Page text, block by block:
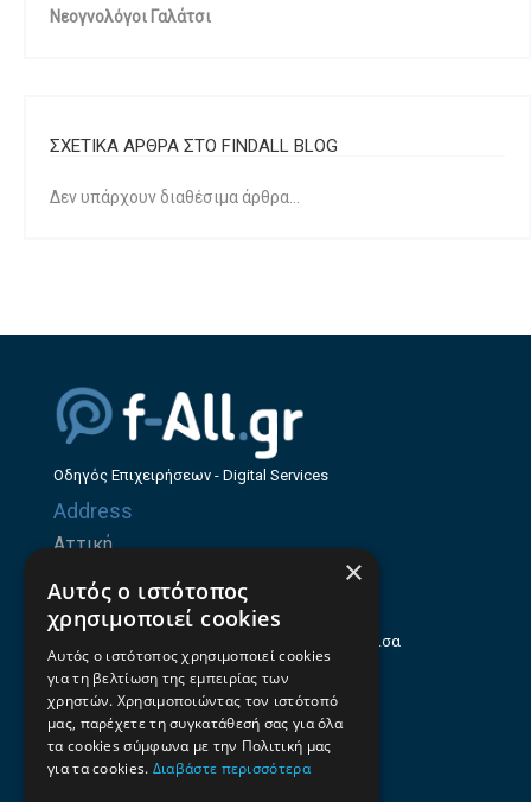
Νεογνολόγοι Γαλάτσι
ΣΧΕΤΙΚΑ ΑΡΘΡΑ ΣΤΟ FINDALL BLOG
Δεν υπάρχουν διαθέσιμα άρθρα...
Οδηγός Επιχειρήσεων - Digital Services
Address
Αττική
Θεσσαλία
Ηρώων Πολυτεχνείου 214 (1ος Όροφος), Λάρισα
Επαγγελματικός οδηγός Λάρισας
Emails
×
Αυτός ο ιστότοπος
χρησιμοποιεί cookies
Αυτός ο ιστότοπος χρησιμοποιεί cookies
για τη βελτίωση της εμπειρίας των
χρηστών. Χρησιμοποιώντας τον ιστότοπό
μας, παρέχετε τη συγκατάθεσή σας για όλα
τα cookies σύμφωνα με την Πολιτική μας
για τα cookies. Διαβάστε περισσότερα